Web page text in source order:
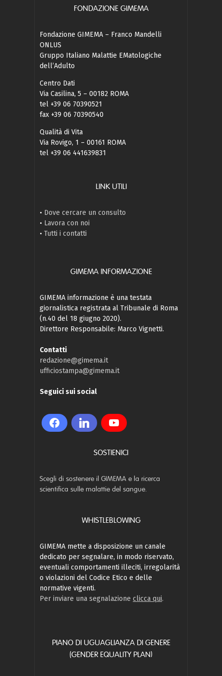
FONDAZIONE GIMEMA
Fondazione GIMEMA – Franco Mandelli
ONLUS
Gruppo Italiano Malattie EMatologiche
dell’Adulto
Centro Dati
Via Casilina, 5 – 00182 ROMA
tel +39 06 70390521
fax +39 06 70390540
Qualità di Vita
Via Rovigo, 1 – 00161 ROMA
tel +39 06 441639831
LINK UTILI
• Dove cercare un consulto
• Lavora con noi
• Tutti i contatti
GIMEMA INFORMAZIONE
GIMEMA informazione è una testata
giornalistica registrata al Tribunale di Roma
(n.40 del 18 giugno 2020).
Direttore Responsabile: Marco Vignetti.
Contatti
redazione@gimema.it
ufficiostampa@gimema.it
Seguici sui social
SOSTIENICI
Scegli di sostenere il GIMEMA e la ricerca
scientifica sulle malattie del sangue.
WHISTLEBLOWING
GIMEMA mette a disposizione un canale
dedicato per segnalare, in modo riservato,
eventuali comportamenti illeciti, irregolarità
o violazioni del Codice Etico e delle
normative vigenti.
Per inviare una segnalazione clicca qui.
PIANO DI UGUAGLIANZA DI GENERE
(GENDER EQUALITY PLAN)